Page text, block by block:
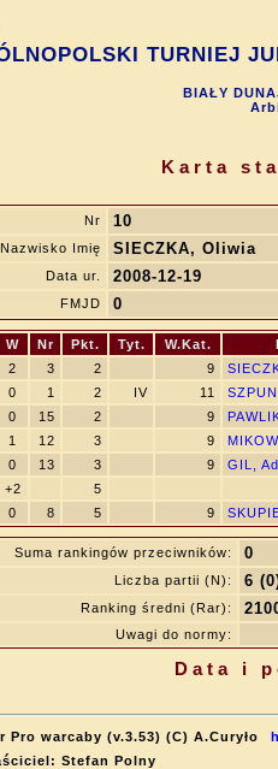
TURNIEJ
BIAŁY
Karta
Nr 10
Nazwisko Imię SIECZKA, Oliwia
Data ur. 2008-12-19
FMJD 0
W Nr Pkt. Tyt. W.Kat.
2 3 2 9
0 1 2 IV 11
0 15 2 9
1 12 3 9
0 13 3 9
GIL,
+2
5
0 8 5 9
Suma rankingów przeciwników: 0
Liczba partii (N): 6
Ranking średni (Rar):
Uwagi do normy:
Data i
Pro warcaby (v.3.53) (C) A.Curyło
Stefan Polny